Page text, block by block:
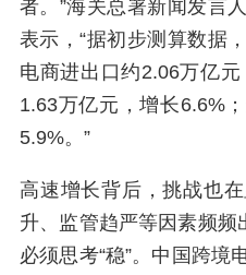
者。”海关总署新闻发言
表示，“据初步测算数据
电商进出口约2.06万亿
1.63万亿元，增长6.6%
5.9%。”
高速增长背后，挑战也
升、监管趋严等因素频频
必须思考“稳”。中国跨境